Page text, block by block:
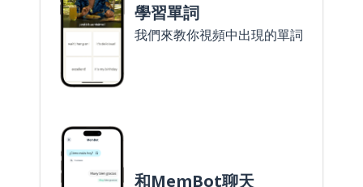
學習單詞
我們來教你視頻中出現的單詞
和MemBot聊天